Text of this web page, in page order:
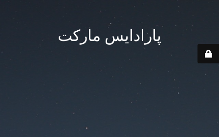
پارادایس مارکت